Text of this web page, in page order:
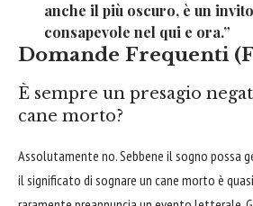
anche il più oscuro, è un
consapevole nel qui e ora.”
Domande Frequenti
È sempre un presagio
cane morto?
Assolutamente no. Sebbene il sogno possa
il significato di sognare un cane morto è